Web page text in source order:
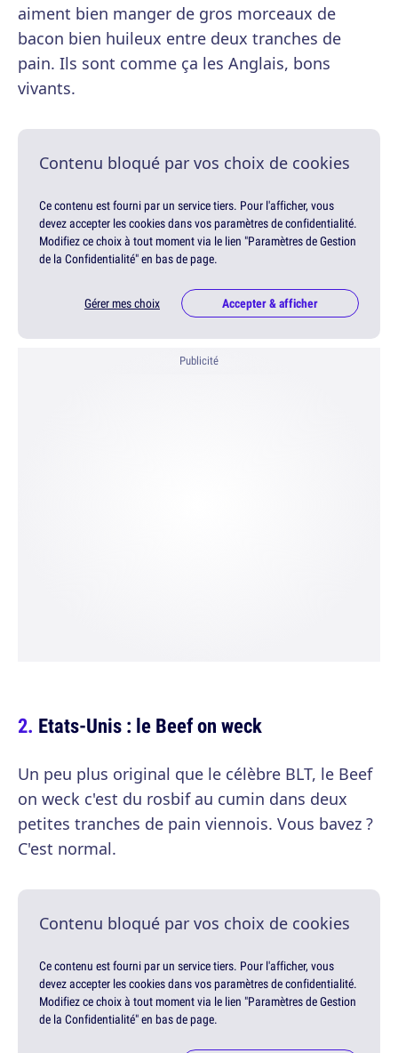
aiment bien manger de gros morceaux de
bacon bien huileux entre deux tranches de
pain. Ils sont comme ça les Anglais, bons
vivants.
Contenu bloqué par vos choix de cookies
Ce contenu est fourni par un service tiers. Pour l'afficher, vous
devez accepter les cookies dans vos paramètres de confidentialité.
Modifiez ce choix à tout moment via le lien "Paramètres de Gestion
de la Confidentialité" en bas de page.
Gérer mes choix Accepter & afficher
Publicité
Etats-Unis : le Beef on weck
Un peu plus original que le célèbre BLT, le Beef
on weck c'est du rosbif au cumin dans deux
petites tranches de pain viennois. Vous bavez ?
C'est normal.
Contenu bloqué par vos choix de cookies
Ce contenu est fourni par un service tiers. Pour l'afficher, vous
devez accepter les cookies dans vos paramètres de confidentialité.
Modifiez ce choix à tout moment via le lien "Paramètres de Gestion
de la Confidentialité" en bas de page.